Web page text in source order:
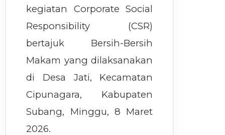
kegiatan Corporate Social
Responsibility (CSR)
bertajuk Bersih-Bersih
Makam yang dilaksanakan
di Desa Jati, Kecamatan
Cipunagara, Kabupaten
Subang, Minggu, 8 Maret
2026.